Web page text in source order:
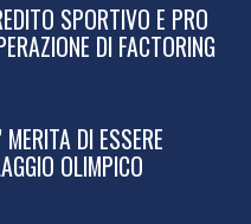
SPORTIVO E PRO
DI FACTORING
DI ESSERE
OLIMPICO